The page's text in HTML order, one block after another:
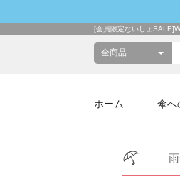
[会員限定ないしょ
ホーム 傘へ